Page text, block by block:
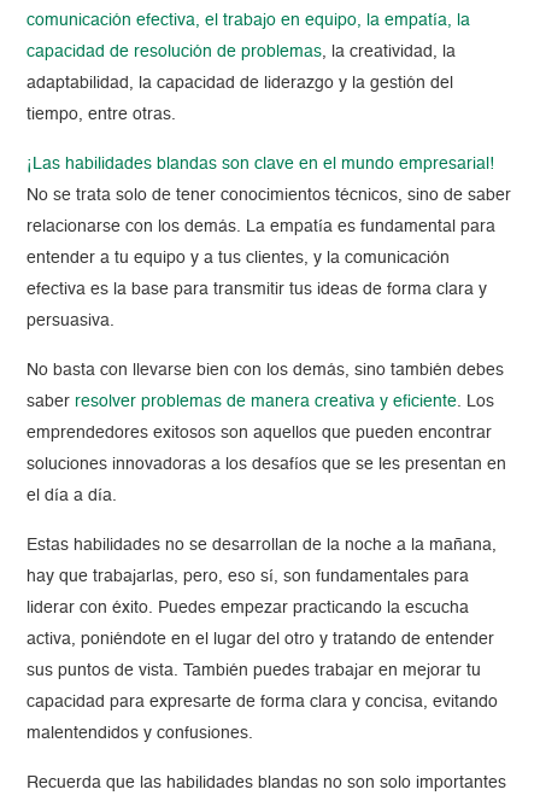
comunicación efectiva, el trabajo en equipo, la empatía, la
capacidad de resolución de problemas, la creatividad, la
adaptabilidad, la capacidad de liderazgo y la gestión del
tiempo, entre otras.
¡Las habilidades blandas son clave en el mundo empresarial!
No se trata solo de tener conocimientos técnicos, sino de saber
relacionarse con los demás. La empatía es fundamental para
entender a tu equipo y a tus clientes, y la comunicación
efectiva es la base para transmitir tus ideas de forma clara y
persuasiva.
No basta con llevarse bien con los demás, sino también debes
saber resolver problemas de manera creativa y eficiente. Los
emprendedores exitosos son aquellos que pueden encontrar
soluciones innovadoras a los desafíos que se les presentan en
el día a día.
Estas habilidades no se desarrollan de la noche a la mañana,
hay que trabajarlas, pero, eso sí, son fundamentales para
liderar con éxito. Puedes empezar practicando la escucha
activa, poniéndote en el lugar del otro y tratando de entender
sus puntos de vista. También puedes trabajar en mejorar tu
capacidad para expresarte de forma clara y concisa, evitando
malentendidos y confusiones.
Recuerda que las habilidades blandas no son solo importantes